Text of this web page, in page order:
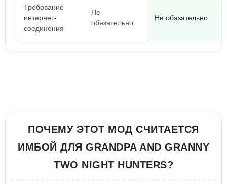
Требование
интернет-
соединения
Не
обязательно
Не обязательно
ПОЧЕМУ ЭТОТ МОД СЧИТАЕТСЯ
ИМБОЙ ДЛЯ GRANDPA AND GRANNY
TWO NIGHT HUNTERS?